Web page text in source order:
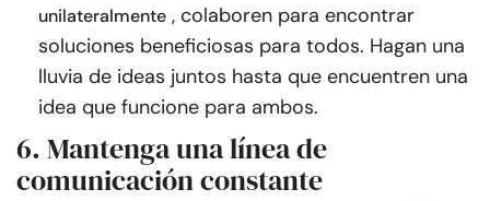
unilateralmente , colaboren para encontrar
soluciones beneficiosas para todos. Hagan una
lluvia de ideas juntos hasta que encuentren una
idea que funcione para ambos.
6. Mantenga una línea de
comunicación constante